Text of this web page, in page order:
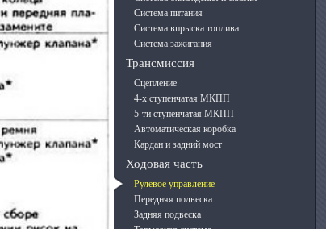
Система питания
Система впрыска топлива
Система зажигания
Трансмиссия
Сцепление
4-х ступенчатая МКПП
5-ти ступенчатая МКПП
Автоматическая коробка
Кардан и задний мост
Ходовая часть
Рулевое управление
Передняя подвеска
Задняя подвеска